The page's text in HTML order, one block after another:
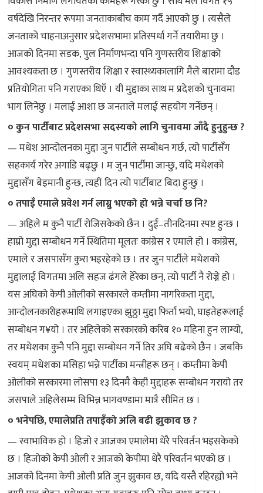
वर्षदेखि निरन्तर रूपमा जनताकाबीच काम गर्दै आएको छु । त्यसैले
जनताको चाहनाअनुसार प्रदेशसभामा प्रतिस्पर्धा गर्ने तयारीमा छु ।
आजको दिनमा सडक, पुल निर्माणभन्दा पनि गुणस्तरीय शिक्षाको
आवश्यकता छ । गुणस्तरीय शिक्षा र स्वास्थ्यकालागि मैले बारामा दौड
प्रतियोगिता पनि गराएका थिएँ । यी मुद्दाका साथ म प्रदेशको चुनावमा
भाग लिनेछु । मलाई आशा छ जनताले मलाई सहयोग गर्नेछन् ।
० कुन पार्टीबाट प्रदेशसभा सदस्यको लागि चुनावमा जाँदै हुनुहुन्छ ?
— मधेश आन्दोलनका मुद्दा जुन पार्टीले सम्बोधन गर्छ, त्यो पार्टीसँग
सहकार्य गरेर अगाडि बढ्छु । म जुन पार्टीमा जान्छु, यदि मधेशको
मुद्दासँग बेइमानी हुन्छ, त्यहीं दिन त्यो पार्टीबाट बिदा हुन्छु ।
० तपाइँ एमाले प्रवेश गर्न लाग्नु भएको हो भन्ने चर्चा छ नि?
— अहिले म कुनै पार्टी रोजिसकेको छैन । दुई–तीनदिनमा स्पष्ट हुन्छ ।
हाम्रो मुद्दा सम्बोधन गर्ने स्थितिमा मूलतः कांग्रेस र एमाले हो । कांग्रेस,
एमाले र जसपासँग कुरा भइरहेको छ । तर जुन पार्टीले मधेशको
मुद्दालाई विगतमा अलि सहज ढंगले हेरेका छन्, त्यो पार्टी नै रोज्ने हो ।
यस अघिको केपी ओलीको सरकारले कम्तीमा नागरिकता मुद्दा,
आन्दोलनकारीहरूमाथि लगाइएका झुठ्ठा मुद्दा फिर्ता भयो, घाइतेहरूलाई
सम्बोधन ग¥यो । तर अहिलेको सरकारको करिब १० महिना हुन लाग्यो,
तर मधेशका कुनै पनि मुद्दा सम्बोधन गर्ने तिर अघि बढेको छैन । जबकि
स्वयम् मधेशका मसिहा भन्ने पार्टीका मन्त्रीहरू छन् । कम्तीमा केपी
ओलीको सरकारमा लोसपा १३ दिनमै केही मुद्दाहरू सम्बोधन गरायो तर
जसपाले अहिलेसम्म विभिन्न भागवण्डामा मात्रै सीमित छ ।
० भनेपछि, एमालेप्रति तपाइँको अलि बढी झुकाव छ ?
— स्वाभाविक हो । हिजो र आजका एमालेमा धेरै परिवर्तन भइसकेको
छ । हिजोको केपी ओली र आजको केपीमा धेरै परिवर्तन भएको छ ।
आजको दिनमा केपी ओली प्रति जुन झुकाव छ, यदि यस्तै रहिरह्यो भने